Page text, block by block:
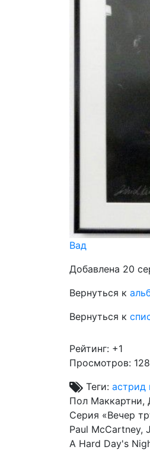
Вад
Добавлена 20
Вернуться к
Вернуться к
Рейтинг: +1
Просмотров:
Теги: астрид
Пол Маккартни,
Серия «Вечер
Paul McCartney,
A Hard Day's